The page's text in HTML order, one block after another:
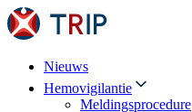
Nieuws
Hemovigilantie
Meldingsprocedure